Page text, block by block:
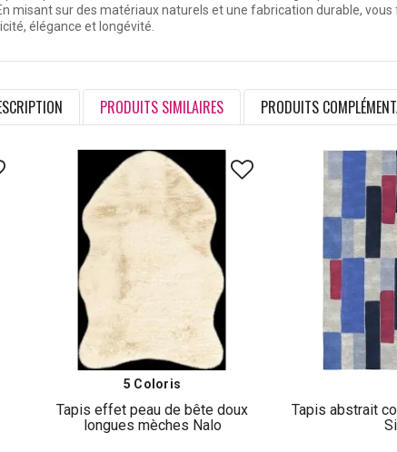
misant sur des matériaux naturels et une fabrication durable,
élégance et longévité.
PRODUITS SIMILAIRES PRODUITS
5 Coloris
Tapis effet peau de bête doux
longues mèches Nalo
Tapis abstrait